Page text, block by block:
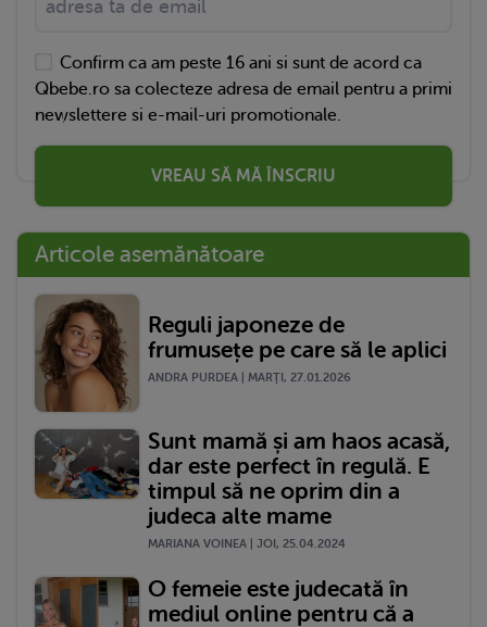
Confirm ca am peste 16 ani si sunt de acord ca
Qbebe.ro sa colecteze adresa de email pentru a primi
newslettere si e-mail-uri promotionale.
VREAU SĂ MĂ ÎNSCRIU
Articole asemănătoare
Reguli japoneze de
frumusețe pe care să le aplici
ANDRA PURDEA | MARŢI, 27.01.2026
Sunt mamă și am haos acasă,
dar este perfect în regulă. E
timpul să ne oprim din a
judeca alte mame
MARIANA VOINEA | JOI, 25.04.2024
O femeie este judecată în
mediul online pentru că a